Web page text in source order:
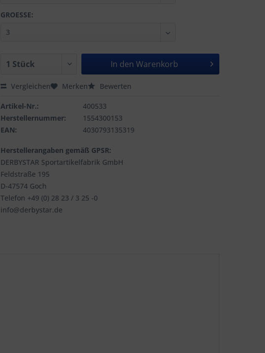
GROESSE:
In den Warenkorb
Vergleichen Merken Bewerten
Artikel-Nr.:
400533
Herstellernummer:
1554300153
EAN:
4030793135319
Herstellerangaben gemäß GPSR:
DERBYSTAR Sportartikelfabrik GmbH
Feldstraße 195
D-47574 Goch
Telefon +49 (0) 28 23 / 3 25 -0
info@derbystar.de